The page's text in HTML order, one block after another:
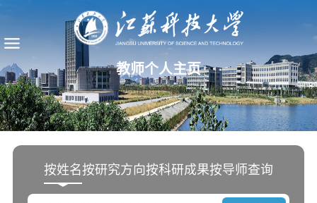
教师个人主页
按姓名按研究方向按科研成果按导师查询